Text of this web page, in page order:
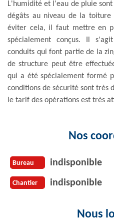
L'humidité et l'eau de pluie
dégâts au niveau de la
éviter cela, il faut mettre en
spécialement conçus. Il
conduits qui font partie de la
de structure peut être
qui a été spécialement formé
conditions de sécurité sont très
le tarif des opérations est très
Nos
Bureau indisponible
Chantier indisponible
Nous